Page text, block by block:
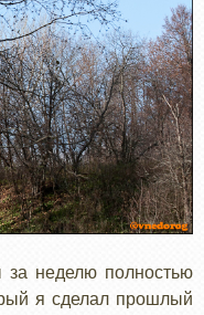
неделю полностью
я сделал прошлый